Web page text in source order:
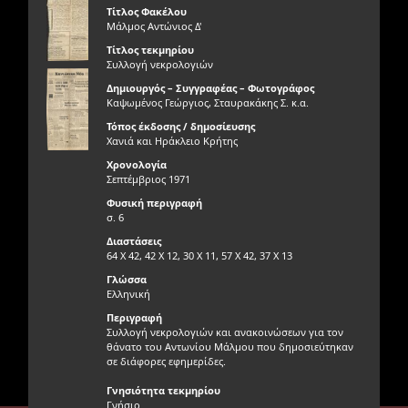
Τίτλος Φακέλου
Μάλμος Αντώνιος Δ'
Τίτλος τεκμηρίου
Συλλογή νεκρολογιών
Δημιουργός – Συγγραφέας – Φωτογράφος
Καψωμένος Γεώργιος, Σταυρακάκης Σ. κ.α.
Τόπος έκδοσης / δημοσίευσης
Χανιά και Ηράκλειο Κρήτης
Χρονολογία
Σεπτέμβριος 1971
Φυσική περιγραφή
σ. 6
Διαστάσεις
64 Χ 42, 42 Χ 12, 30 Χ 11, 57 Χ 42, 37 Χ 13
Γλώσσα
Ελληνική
Περιγραφή
Συλλογή νεκρολογιών και ανακοινώσεων για τον
θάνατο του Αντωνίου Μάλμου που δημοσιεύτηκαν
σε διάφορες εφημερίδες.
Γνησιότητα τεκμηρίου
Γνήσιο